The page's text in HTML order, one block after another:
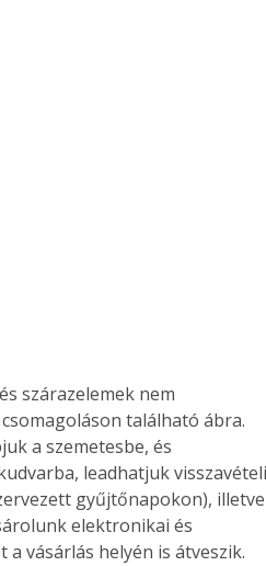
szárazelemek nem
található ábra.
a szemetesbe, és
leadhatjuk visszavételi
gyűjtőnapokon), illetve
elektronikai és
vásárlás helyén is átveszik.